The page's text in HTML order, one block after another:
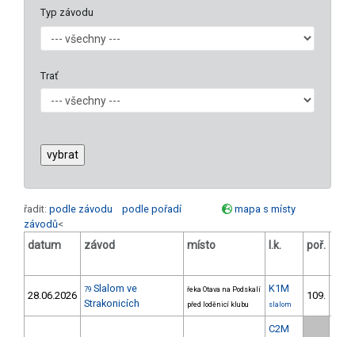
Typ závodu
Trať
řadit: podle závodu podle pořadí
mapa s místy
závodů<
datum závod místo l.k. poř.
28.06.2026 79 Slalom ve
Strakonicích
řeka Otava na Podskalí
před loděnicí klubu
K1M
slalom
109.
C2M